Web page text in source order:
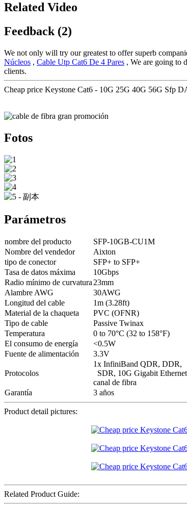
Related Video
Feedback (2)
We not only will try our greatest to offer superb
Núcleos , Cable Utp Cat6 De 4 Pares , We are going to
clients.
Cheap price Keystone Cat6 - 10G 25G 40G 56G Sfp
Fotos
Parámetros
nombre del producto
SFP-10GB-CU1M
Nombre del vendedor
Aixton
tipo de conector
SFP+ to SFP+
Tasa de datos máxima
10Gbps
Radio mínimo de curvatura 23mm
Alambre AWG
30AWG
Longitud del cable
1m (3.28ft)
Material de la chaqueta
PVC (OFNR)
Tipo de cable
Passive Twinax
Temperatura
0 to 70°C (32 to 158°F)
El consumo de energía
<0.5W
Fuente de alimentación
3.3V
Protocolos
1x InfiniBand QDR, DDR,
SDR, 10G Gigabit
canal de fibra
Garantía
3 años
Product detail pictures:
Related Product Guide: